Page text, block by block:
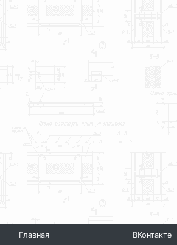
Главная ВКонтакте